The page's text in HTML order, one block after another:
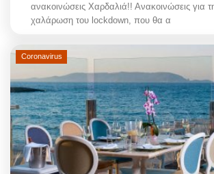
ανακοινώσεις Χαρδαλιά!! Ανακοινώσεις για
χαλάρωση του lockdown, που θα α
Coronavirus